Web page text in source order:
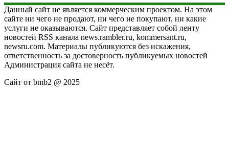
Данный сайт не является коммерческим проектом. На этом
сайте ни чего не продают, ни чего не покупают, ни какие
услуги не оказываются. Сайт представляет собой ленту
новостей RSS канала news.rambler.ru, kommersant.ru,
newsru.com. Материалы публикуются без искажения,
ответственность за достоверность публикуемых новостей
Администрация сайта не несёт.
Сайт от bmb2 @ 2025